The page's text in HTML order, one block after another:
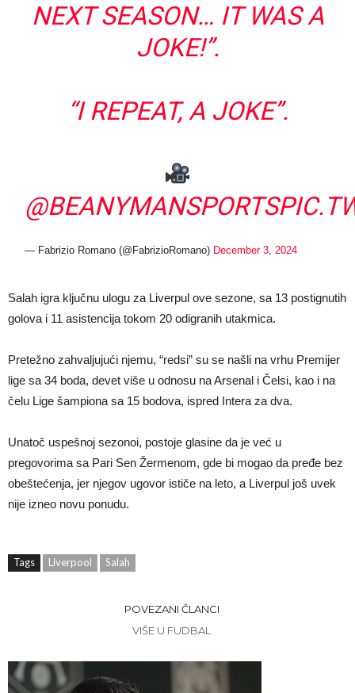
NEXT SEASON… IT WAS A
JOKE!”.
“I REPEAT, A JOKE”.
@BEANYMANSPORTS
— Fabrizio Romano (@FabrizioRomano) December 3, 2024
Salah igra ključnu ulogu za Liverpul ove sezone, sa 13 postignutih
golova i 11 asistencija tokom 20 odigranih utakmica.
Pretežno zahvaljujući njemu, “redsi” su se našli na vrhu Premijer
lige sa 34 boda, devet više u odnosu na Arsenal i Čelsi, kao i na
čelu Lige šampiona sa 15 bodova, ispred Intera za dva.
Unatoč uspešnoj sezonoi, postoje glasine da je već u
pregovorima sa Pari Sen Žermenom, gde bi mogao da pređe bez
obeštećenja, jer njegov ugovor ističe na leto, a Liverpul još uvek
nije izneo novu ponudu.
Tags Liverpool Salah
POVEZANI ČLANCI
VIŠE U FUDBAL